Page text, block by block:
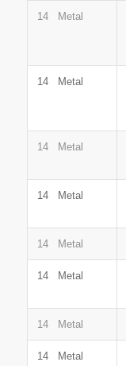
14 Metal
14 Metal
14 Metal
14 Metal
14 Metal
14 Metal
14 Metal
14 Metal